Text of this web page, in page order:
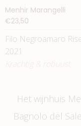
Menhir Marangelli
€23,50
Filo Negroamaro
2021
Krachtig & robuust
Het wijnhuis
Bagnolo del